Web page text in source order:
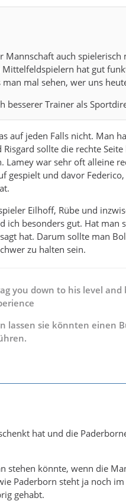
auch spielerisch
hat gut
mal sehen, wer uns
besserer Trainer als
auf jeden Falls nicht. Man
sollte die rechte Seite
war sehr oft alleine
gespielt und davor
Eilhoff, Rübe und
ich besonders gut. Hat man
hat. Darum sollte man
zu halten sein.
you down to his level and
lassen sie könnten einen
hat und die
stehen könnte, wenn die
Paderborn steht ja noch
gehabt.